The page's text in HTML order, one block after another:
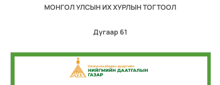
МОНГОЛ УЛСЫН ИХ ХУРЛЫН ТОГТООЛ
Дугаар 61